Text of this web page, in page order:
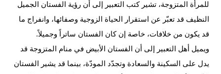
للمرأة المتزوجة، تشير كتب التعبير إلى أن رؤية الفستان الجميل
النظيف قد تعبّر عن استقرار الحياة الزوجية وصفائها، وانفراج ما
قد يكون من خلافات، خاصة إن كان الفستان ساتراً وجميلاً.
ويميل أهل التعبير إلى أن الفستان الأبيض في منام المتزوجة قد
يدل على السكينة والسعادة وتجدّد المودّة، بينما قد يشير الفستان